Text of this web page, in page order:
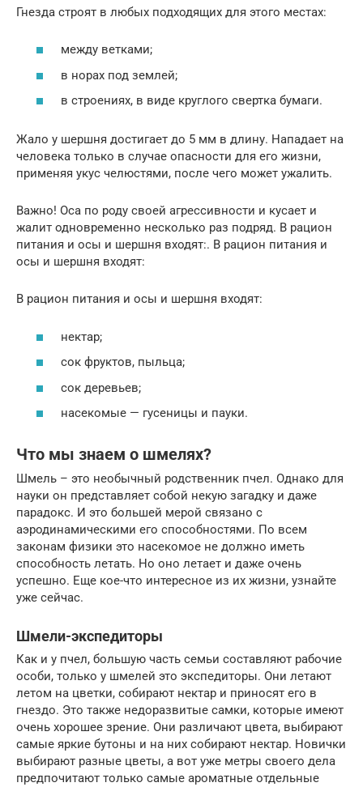
Гнезда строят в любых подходящих для этого местах:
между ветками;
в норах под землей;
в строениях, в виде круглого свертка бумаги.
Жало у шершня достигает до 5 мм в длину. Нападает на
человека только в случае опасности для его жизни,
применяя укус челюстями, после чего может ужалить.
Важно! Оса по роду своей агрессивности и кусает и
жалит одновременно несколько раз подряд. В рацион
питания и осы и шершня входят:. В рацион питания и
осы и шершня входят:
В рацион питания и осы и шершня входят:
нектар;
сок фруктов, пыльца;
сок деревьев;
насекомые — гусеницы и пауки.
Что мы знаем о шмелях?
Шмель – это необычный родственник пчел. Однако для
науки он представляет собой некую загадку и даже
парадокс. И это большей мерой связано с
аэродинамическими его способностями. По всем
законам физики это насекомое не должно иметь
способность летать. Но оно летает и даже очень
успешно. Еще кое-что интересное из их жизни, узнайте
уже сейчас.
Шмели-экспедиторы
Как и у пчел, большую часть семьи составляют рабочие
особи, только у шмелей это экспедиторы. Они летают
летом на цветки, собирают нектар и приносят его в
гнездо. Это также недоразвитые самки, которые имеют
очень хорошее зрение. Они различают цвета, выбирают
самые яркие бутоны и на них собирают нектар. Новички
выбирают разные цветы, а вот уже метры своего дела
предпочитают только самые ароматные отдельные